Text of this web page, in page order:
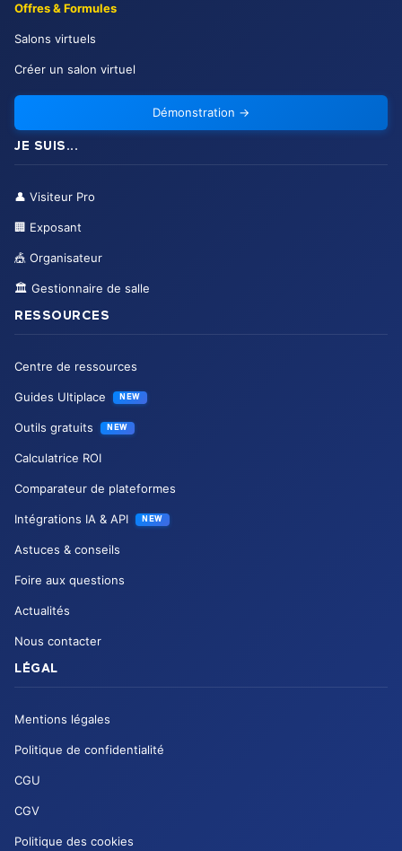
Offres & Formules
Salons virtuels
Créer un salon virtuel
Démonstration →
JE SUIS...
👤 Visiteur Pro
🏢 Exposant
🎪 Organisateur
🏛️ Gestionnaire de salle
RESSOURCES
Centre de ressources
Guides Ultiplace NEW
Outils gratuits NEW
Calculatrice ROI
Comparateur de plateformes
Intégrations IA & API NEW
Astuces & conseils
Foire aux questions
Actualités
Nous contacter
LÉGAL
Mentions légales
Politique de confidentialité
CGU
CGV
Politique des cookies